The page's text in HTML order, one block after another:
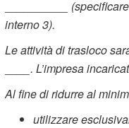
__________
interno 3).
Le attività di trasloco
____. L’impresa
Al fine di ridurre al
utilizzare